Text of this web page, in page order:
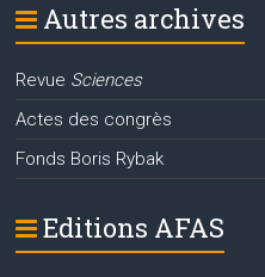
Autres archives
Revue Sciences
Actes des congrès
Fonds Boris Rybak
Editions AFAS